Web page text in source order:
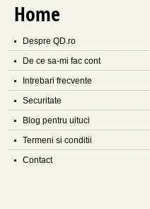
Home
Despre QD.ro
De ce sa-mi fac cont
Intrebari frecvente
Securitate
Blog pentru uituci
Termeni si conditii
Contact